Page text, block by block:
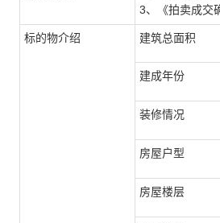
3、《拍卖成交
标的物介绍 建筑总面积
建成年份
装修情况
房屋户型
房屋楼层